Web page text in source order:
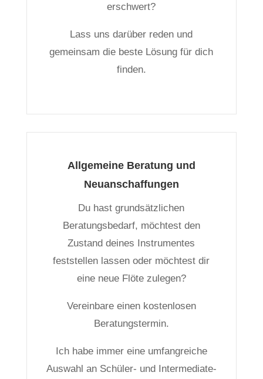
erschwert?
Lass uns darüber reden und
gemeinsam die beste Lösung für dich
finden.
Allgemeine Beratung und
Neuanschaffungen
Du hast grundsätzlichen
Beratungsbedarf, möchtest den
Zustand deines Instrumentes
feststellen lassen oder möchtest dir
eine neue Flöte zulegen?
Vereinbare einen kostenlosen
Beratungstermin.
Ich habe immer eine umfangreiche
Auswahl an Schüler- und Intermediate-